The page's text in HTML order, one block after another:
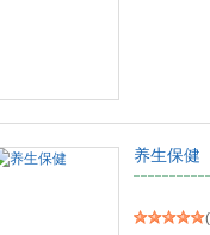
养生保健
(